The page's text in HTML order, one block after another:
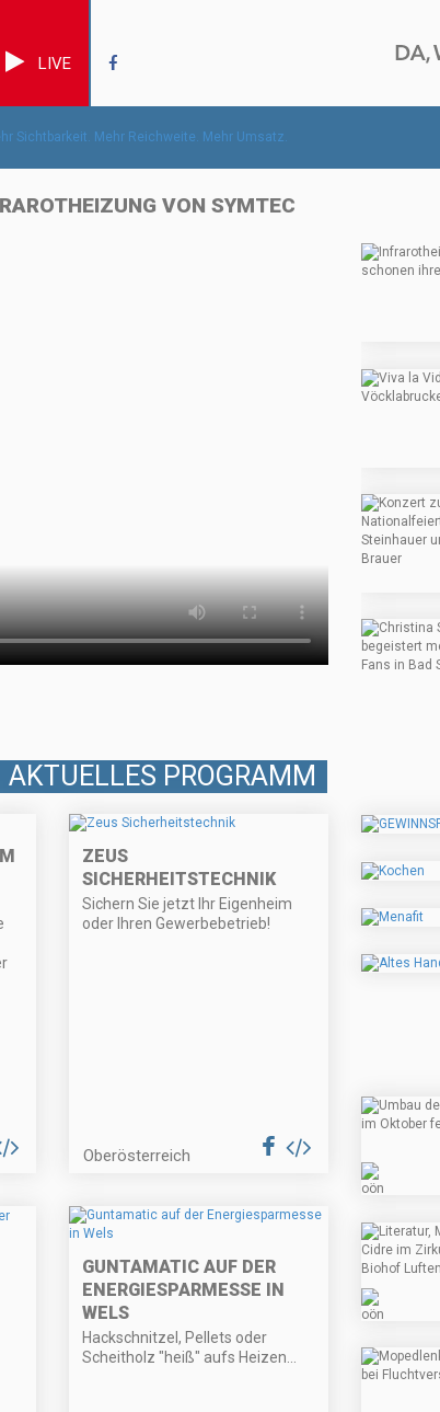
LIVE
VON SYMTEC
AKTUELLES PROGRAMM
ZEUS
SICHERHEITSTECHNIK
Sichern Sie jetzt Ihr Eigenheim
oder Ihren Gewerbebetrieb!
Oberösterreich
GUNTAMATIC AUF DER
ENERGIESPARMESSE IN
WELS
Hackschnitzel, Pellets oder
Scheitholz "heiß" aufs Heizen...